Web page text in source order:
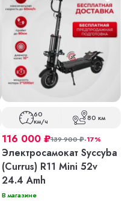
60
км/ч 80 км
116 000 ₽139 900₽-17%
Электросамокат Syccyba
(Currus) R11 Mini 52v
24.4 Amh
В магазине